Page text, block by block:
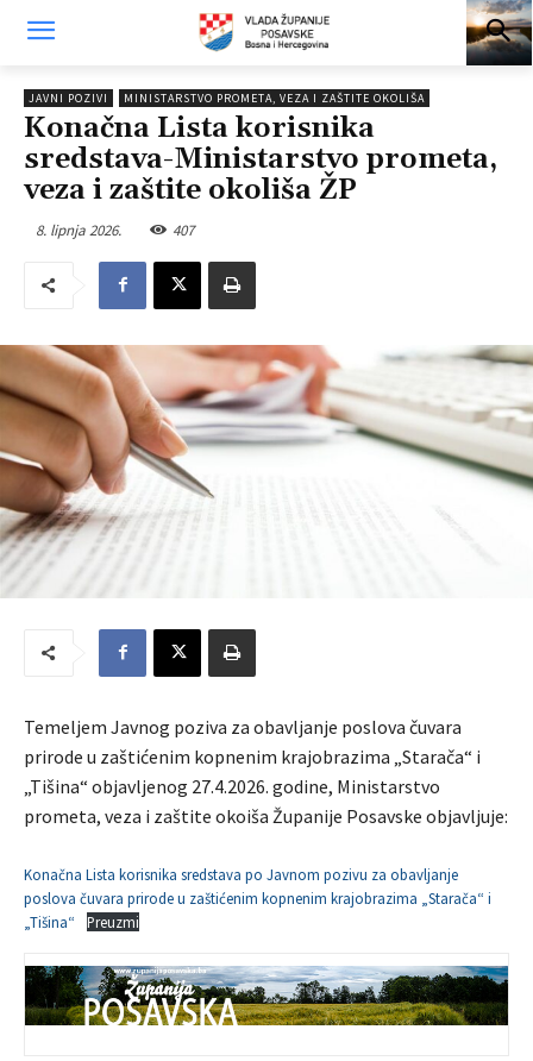
JAVNI POZIVI MINISTARSTVO PROMETA, VEZA I ZAŠTITE OKOLIŠA
Konačna Lista korisnika
sredstava-Ministarstvo prometa,
veza i zaštite okoliša ŽP
8. lipnja 2026. 407
Temeljem Javnog poziva za obavljanje poslova čuvara
prirode u zaštićenim kopnenim krajobrazima „Starača“ i
„Tišina“ objavljenog 27.4.2026. godine, Ministarstvo
prometa, veza i zaštite okoiša Županije Posavske objavljuje:
Konačna Lista korisnika sredstava po Javnom pozivu za obavljanje
poslova čuvara prirode u zaštićenim kopnenim krajobrazima „Starača“ i
„Tišina“
Preuzmi